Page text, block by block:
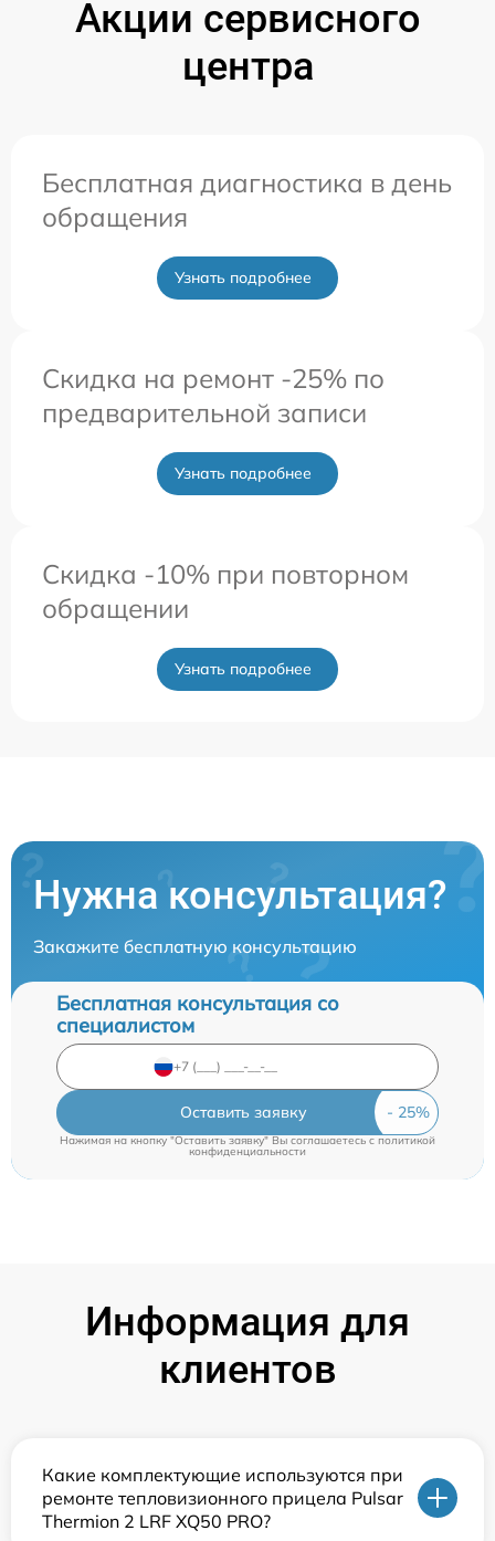
Акции сервисного
центра
Бесплатная диагностика в день
обращения
Узнать подробнее
Скидка на ремонт -25% по
предварительной записи
Узнать подробнее
Скидка -10% при повторном
обращении
Узнать подробнее
Нужна консультация?
Закажите бесплатную консультацию
Бесплатная консультация со
специалистом
Оставить заявку
Нажимая на кнопку "Оставить заявку" Вы соглашаетесь cполитикой
конфиденциальности
Информация для
клиентов
Какие комплектующие используются при
ремонте тепловизионного прицела Pulsar
Thermion 2 LRF XQ50 PRO?